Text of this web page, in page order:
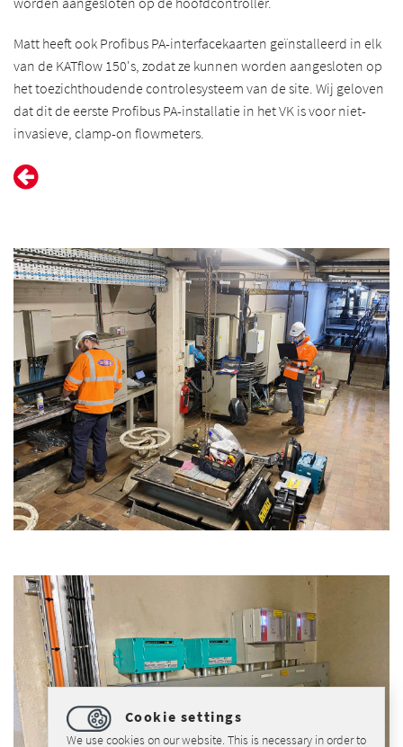
Matt heeft ook Profibus PA-interfacekaarten geïnstalleerd in elk
van de KATflow 150's, zodat ze kunnen worden aangesloten op
het toezichthoudende controlesysteem van de site. Wij geloven
dat dit de eerste Profibus PA-installatie in het VK is voor niet-
invasieve, clamp-on flowmeters.
Cookie settings
We use cookies on our website. This is necessary in order to